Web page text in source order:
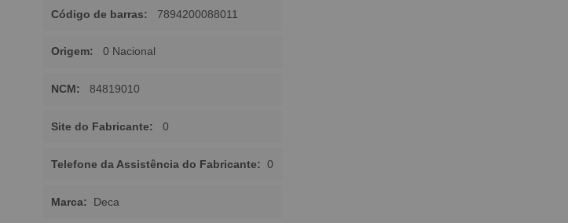
Código de barras: 7894200088011
Origem: 0 Nacional
NCM: 84819010
Site do Fabricante: 0
Telefone da Assistência do Fabricante: 0
Marca: Deca